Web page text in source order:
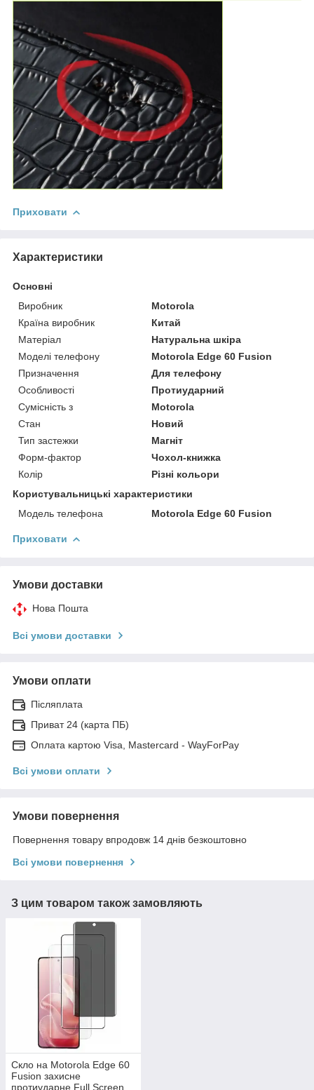
Приховати
Характеристики
Основні
Виробник
Motorola
Країна виробник
Китай
Матеріал
Натуральна шкіра
Моделі телефону
Motorola Edge 60 Fusion
Призначення
Для телефону
Особливості
Протиударний
Сумісність з
Motorola
Стан
Новий
Тип застежки
Магніт
Форм-фактор
Чохол-книжка
Колір
Різні кольори
Користувальницькі характеристики
Модель телефона
Motorola Edge 60 Fusion
Приховати
Умови доставки
Нова Пошта
Всі умови доставки
Умови оплати
Післяплата
Приват 24 (карта ПБ)
Оплата картою Visa, Mastercard - WayForPay
Всі умови оплати
Умови повернення
Повернення товару впродовж 14 днів безкоштовно
Всі умови повернення
З цим товаром також замовляють
Скло на Motorola Edge 60
Fusion захисне
протиударне Full Screen